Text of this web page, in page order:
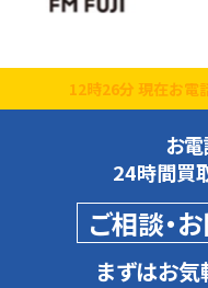
12時26分 現在お電
お電
24時間買
ご相談・
まずはお気